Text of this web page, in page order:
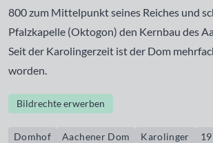
800 zum Mittelpunkt seines Reiches und
Pfalzkapelle (Oktogon) den Kernbau des
Seit der Karolingerzeit ist der Dom
worden.
Bildrechte erwerben
Domhof Aachener Dom Karolinger